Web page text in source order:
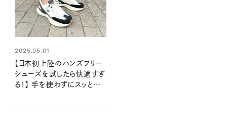
2025.05.01
【日本初上陸のハンズフリー
シューズを試したら快適すぎ
る！】 手を使わずにスッとは
ジック」